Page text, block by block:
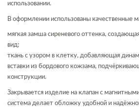
использовании.
В оформлении использованы качественные
мягкая замша сиреневого оттенка,
вид;
ткань с узором в клетку, добавляющая
вставки из бордового кожзама,
конструкции.
Закрывается изделие на клапан с
система делает обложку удобной и